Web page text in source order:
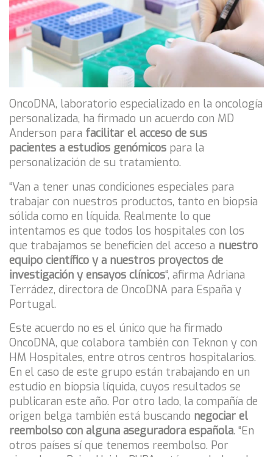
OncoDNA, laboratorio especializado en la oncología
personalizada, ha firmado un acuerdo con MD
Anderson para facilitar el acceso de sus
pacientes a estudios genómicos para la
personalización de su tratamiento.
“Van a tener unas condiciones especiales para
trabajar con nuestros productos, tanto en biopsia
sólida como en líquida. Realmente lo que
intentamos es que todos los hospitales con los
que trabajamos se beneficien del acceso a nuestro
equipo científico y a nuestros proyectos de
investigación y ensayos clínicos“, afirma Adriana
Terrádez, directora de OncoDNA para España y
Portugal.
Este acuerdo no es el único que ha firmado
OncoDNA, que colabora también con Teknon y con
HM Hospitales, entre otros centros hospitalarios.
En el caso de este grupo están trabajando en un
estudio en biopsia líquida, cuyos resultados se
publicaran este año. Por otro lado, la compañía de
origen belga también está buscando negociar el
reembolso con alguna aseguradora española. “En
otros países sí que tenemos reembolso. Por